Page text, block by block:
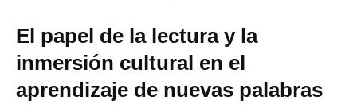
El papel de la lectura y la
inmersión cultural en el
aprendizaje de nuevas palabras